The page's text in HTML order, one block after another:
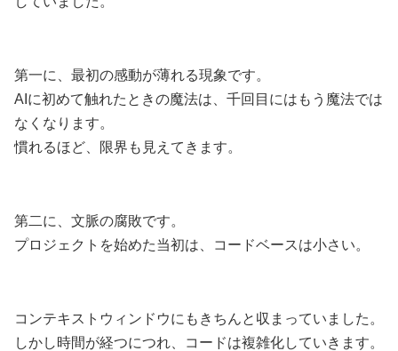
第一に、最初の感動が薄れる現象です。
AIに初めて触れたときの魔法は、千回目にはもう魔法では
なくなります。
慣れるほど、限界も見えてきます。
第二に、文脈の腐敗です。
プロジェクトを始めた当初は、コードベースは小さい。
コンテキストウィンドウにもきちんと収まっていました。
しかし時間が経つにつれ、コードは複雑化していきます。